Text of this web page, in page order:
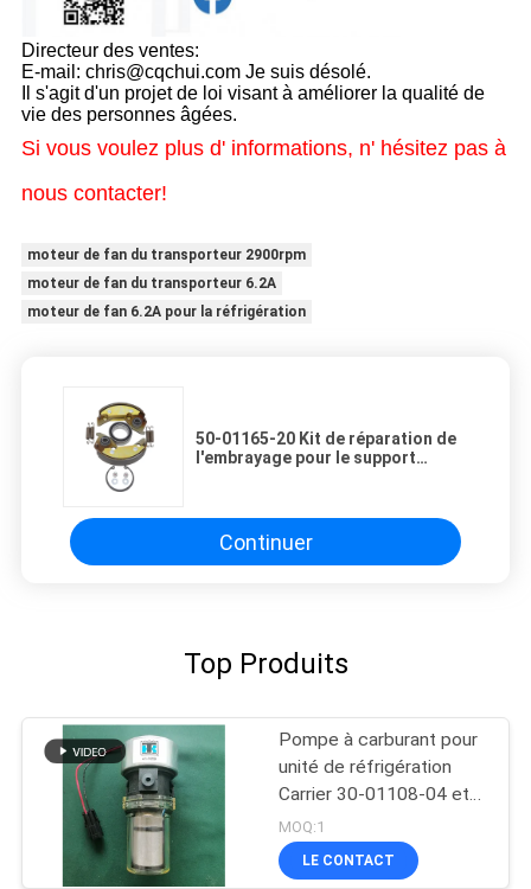
Directeur des ventes:
E-mail: chris@cqchui.com Je suis désolé.
Il s'agit d'un projet de loi visant à améliorer la qualité de
vie des personnes âgées.
Si vous voulez plus d' informations, n' hésitez pas à
nous contacter!
moteur de fan du transporteur 2900rpm
moteur de fan du transporteur 6.2A
moteur de fan 6.2A pour la réfrigération
50-01165-20 Kit de réparation de
l'embrayage pour le support
Continuer
Top Produits
Pompe à carburant pour
unité de réfrigération
Carrier 30-01108-04 et
417059 Fabriquée aux
États-Unis
Remplacement pour 30-
MOQ:1
LE CONTACT